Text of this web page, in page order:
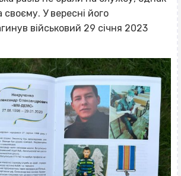
своєму. У вересні його
військовий 29 січня 2023